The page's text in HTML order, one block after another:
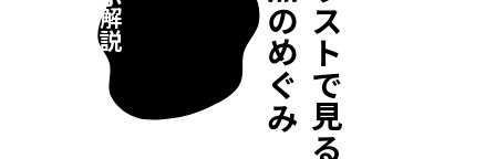
イラストで見る